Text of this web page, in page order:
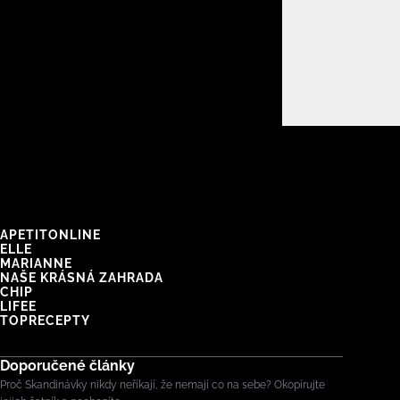
APETITONLINE
ELLE
MARIANNE
NAŠE KRÁSNÁ ZAHRADA
CHIP
LIFEE
TOPRECEPTY
Doporučené články
Proč Skandinávky nikdy neříkají, že nemají co na sebe? Okopírujte